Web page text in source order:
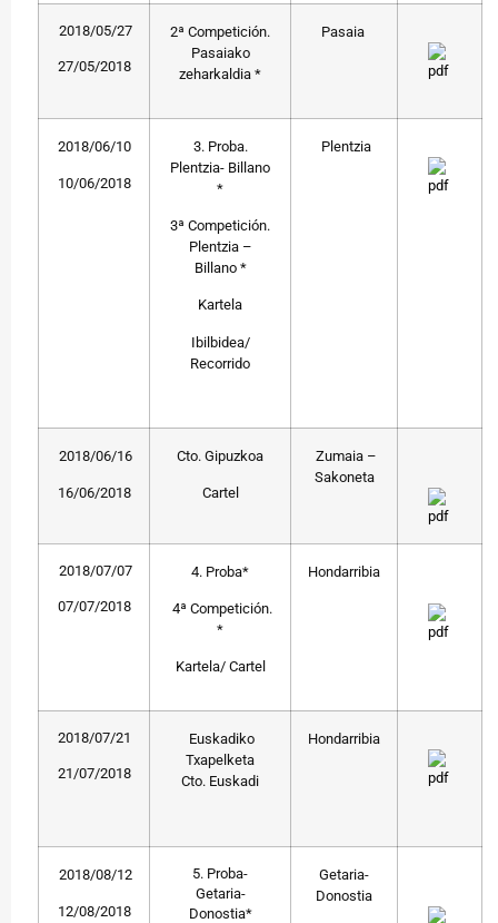
2018/05/27
27/05/2018
2ª Competición.
Pasaiako
zeharkaldia *
Pasaia
2018/06/10
10/06/2018
3. Proba.
Plentzia- Billano
*
3ª Competición.
Plentzia –
Billano *
Kartela
Ibilbidea/
Recorrido
Plentzia
2018/06/16
16/06/2018
Cto. Gipuzkoa
Cartel
Zumaia –
Sakoneta
2018/07/07
07/07/2018
4. Proba*
4ª Competición.
*
Kartela/ Cartel
Hondarribia
2018/07/21
21/07/2018
Euskadiko
Txapelketa
Cto. Euskadi
Hondarribia
2018/08/12
12/08/2018
5. Proba-
Getaria-
Donostia*
Getaria-
Donostia